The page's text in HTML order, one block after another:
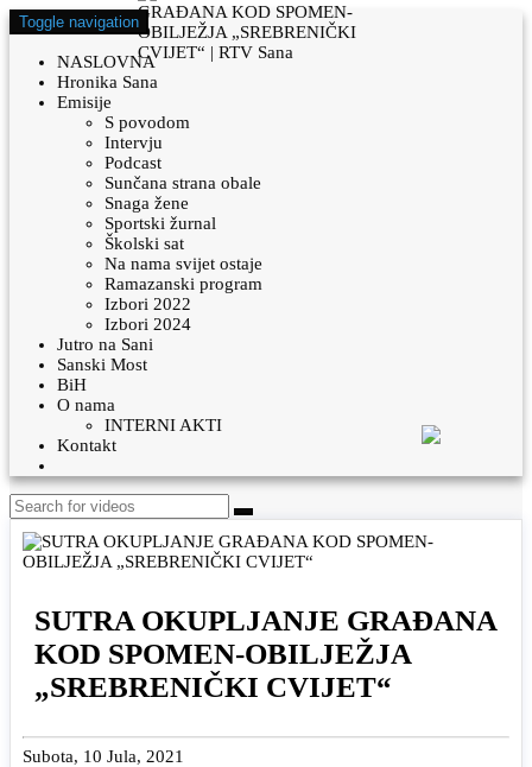
Toggle navigation
NASLOVNA
Hronika Sana
Emisije
S povodom
Intervju
Podcast
Sunčana strana obale
Snaga žene
Sportski žurnal
Školski sat
Na nama svijet ostaje
Ramazanski program
Izbori 2022
Izbori 2024
Jutro na Sani
Sanski Most
BiH
O nama
INTERNI AKTI
Kontakt
SUTRA OKUPLJANJE GRAĐANA
KOD SPOMEN-OBILJEŽJA
„SREBRENIČKI CVIJET“
Subota, 10 Jula, 2021